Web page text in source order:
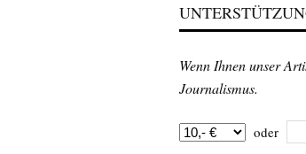
Wenn Ihnen unser
Journalismus.
oder